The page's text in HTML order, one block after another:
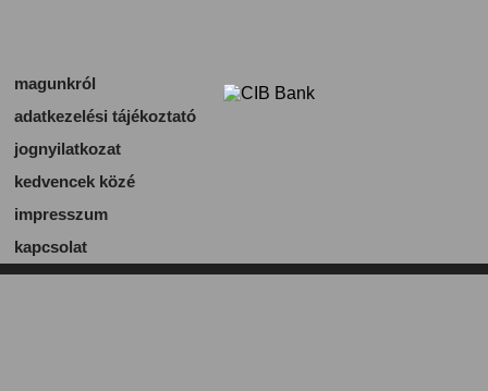
magunkról
adatkezelési tájékoztató
jognyilatkozat
kedvencek közé
impresszum
kapcsolat